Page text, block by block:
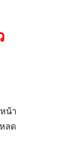
น้า
ลด